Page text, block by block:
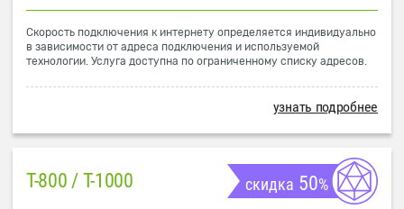
Скорость подключения к интернету определяется индивидуально
в зависимости от адреса подключения и используемой
технологии. Услуга доступна по ограниченному списку адресов.
узнать подробнее
T-800 / T-1000 скидка 50%